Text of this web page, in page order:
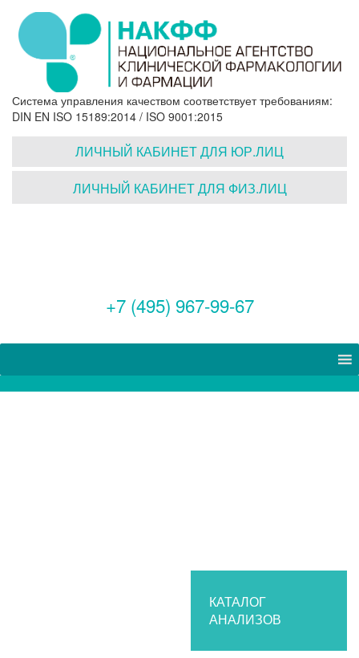
Система управления качеством соответствует требованиям:
DIN EN ISO 15189:2014 / ISO 9001:2015
ЛИЧНЫЙ КАБИНЕТ ДЛЯ ЮР.ЛИЦ
ЛИЧНЫЙ КАБИНЕТ ДЛЯ ФИЗ.ЛИЦ
+7 (495) 967-99-67
КАТАЛОГ
АНАЛИЗОВ